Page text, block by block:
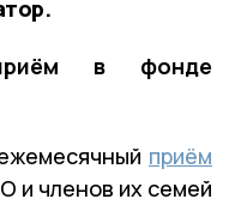
в фонде
приём
и членов их семей